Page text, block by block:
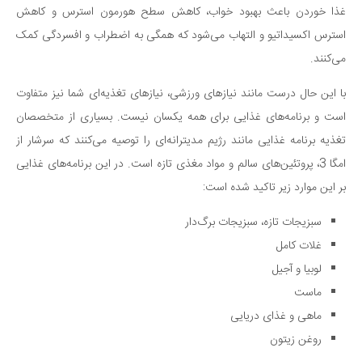
غذا خوردن باعث بهبود خواب، کاهش سطح هورمون استرس و کاهش
استرس اکسیداتیو و التهاب می‌شود که همگی به اضطراب و افسردگی کمک
می‌کنند.
با این حال درست مانند نیازهای ورزشی، نیازهای تغذیه‌ای شما نیز متفاوت
است و برنامه‌های غذایی برای همه یکسان نیست. بسیاری از متخصصان
تغذیه برنامه غذایی مانند رژیم مدیترانه‌ای را توصیه می‌کنند که سرشار از
امگا 3، پروتئین‌های سالم و مواد مغذی تازه است. در این برنامه‌های غذایی
بر این موارد زیر تاکید شده است:
سبزیجات تازه، سبزیجات برگ‌دار
غلات کامل
لوبیا و آجیل
ماست
ماهی و غذای دریایی
روغن زیتون